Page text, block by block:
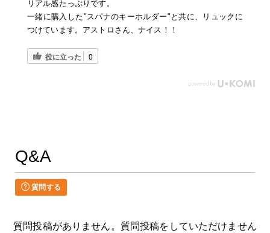
リアル感たっぷりです。
一緒に購入した"スパナのキーホルダー"と共に、リュックに
つけています。アストロさん、ナイス！！
役に立った 0
Q&A
質問する
質問投稿がありません。質問投稿をしていただけません